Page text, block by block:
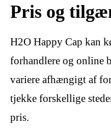
Pris og
H2O Happy Cap kan
forhandlere og online
variere afhængigt af
tjekke forskellige
pris.